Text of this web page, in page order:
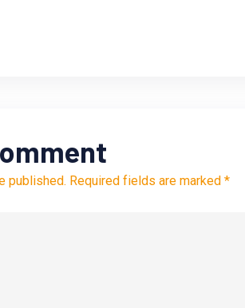
published. Required fields are marked *